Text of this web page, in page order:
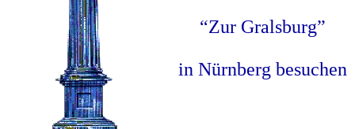
“Zur Gralsburg”
in Nürnberg besuchen